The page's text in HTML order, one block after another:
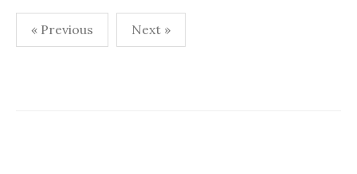
Pagination
des
« Previous Next »